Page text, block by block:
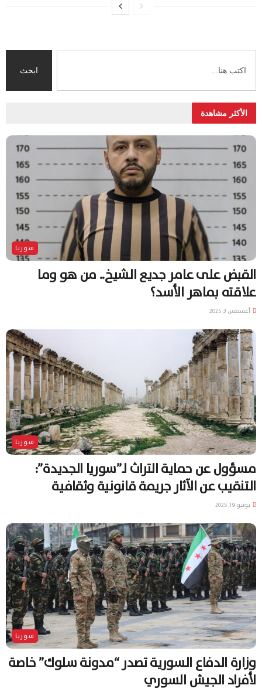
ابحث
الأكثر مشاهدة
سوريا
القبض على عامر جديع الشيخ.. من هو وما
علاقته بماهر الأسد؟
أغسطس 3, 2025
سوريا
مسؤول عن حماية التراث لـ”سوريا الجديدة”:
التنقيب عن الآثار جريمة قانونية وثقافية
يونيو 19, 2025
سوريا
وزارة الدفاع السورية تصدر “مدونة سلوك” خاصة
لأفراد الجيش السوري